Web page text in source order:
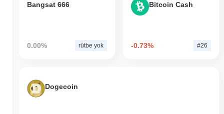
Bangsat 666
0.00% rütbe yok
Bitcoin Cash
-0.73% #26
Dogecoin